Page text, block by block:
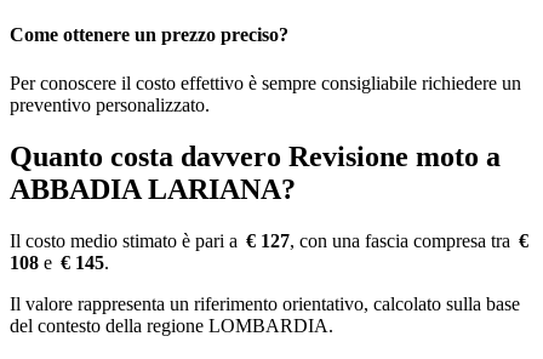
Come ottenere un prezzo preciso?
Per conoscere il costo effettivo è sempre consigliabile richiedere un
preventivo personalizzato.
Quanto costa davvero Revisione moto a
ABBADIA LARIANA?
Il costo medio stimato è pari a € 127, con una fascia compresa tra €
108 e € 145.
Il valore rappresenta un riferimento orientativo, calcolato sulla base
del contesto della regione LOMBARDIA.